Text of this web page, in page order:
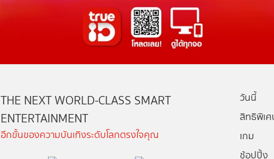
THE NEXT WORLD-CLASS SMART
ENTERTAINMENT
อีกขั้นของความบันเทิงระดับโลกตรงใจคุณ
วันนี้
สิทธิพิเ
เกม
ช้อปปิ้ง